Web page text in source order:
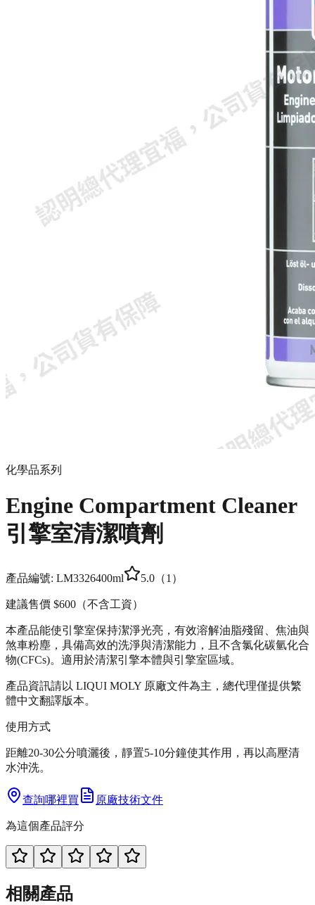
化學品系列
Engine Compartment Cleaner
引擎室清潔噴劑
產品編號: LM3326400ml 5.0 （1 ）
建議售價 $600 （不含工資）
本產品能使引擎室保持潔淨光亮，有效溶解油脂殘留、焦油與
煞車粉塵，具備高效的洗淨與清潔能力，且不含氯化碳氫化合
物(CFCs)。適用於清潔引擎本體與引擎室區域。
產品資訊請以 LIQUI MOLY 原廠文件為主，總代理僅提供繁
體中文翻譯版本。
使用方式
距離20-30公分噴灑後，靜置5-10分鐘使其作用，再以高壓清
水沖洗。
查詢哪裡買 原廠技術文件
為這個產品評分
相關產品